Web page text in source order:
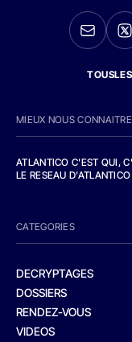
MIEUX NOUS CONNAITRE
ATLANTICO C'EST QUI,
LE RESEAU D'ATLANTICO
CATEGORIES
DECRYPTAGES
DOSSIERS
RENDEZ-VOUS
VIDEOS